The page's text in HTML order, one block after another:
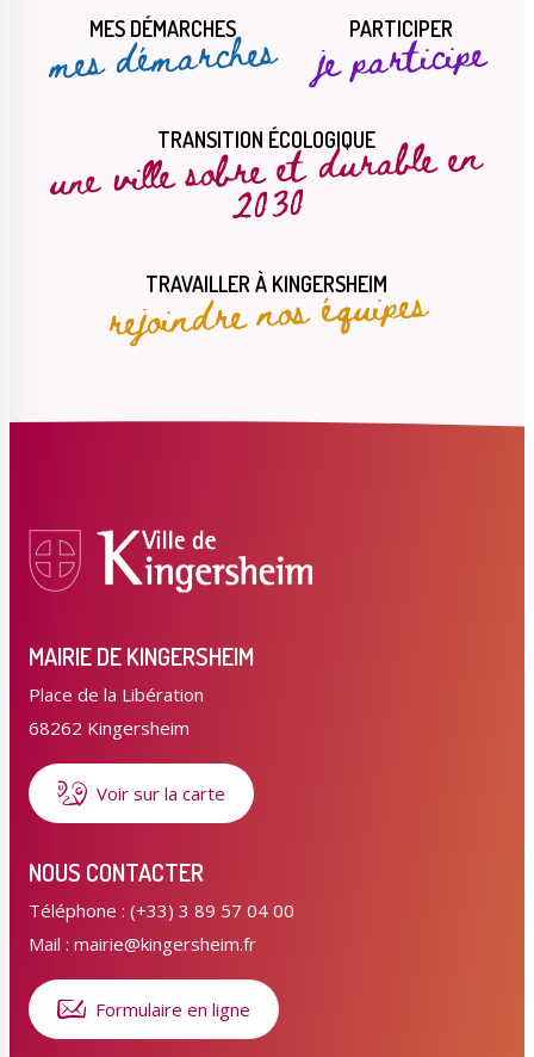
MES DÉMARCHES
mes démarches PARTICIPER
je participe
TRANSITION ÉCOLOGIQUE
une ville sobre et durable en
2030
TRAVAILLER À KINGERSHEIM
rejoindre nos équipes
MAIRIE DE KINGERSHEIM
Place de la Libération
68262 Kingersheim
Voir sur la carte
NOUS CONTACTER
Téléphone : (+33) 3 89 57 04 00
Mail : mairie@kingersheim.fr
Formulaire en ligne